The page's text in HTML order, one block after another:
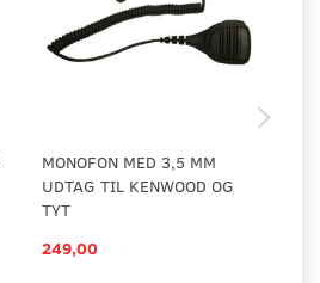
MONOFON MED 3,5 MM
UDTAG TIL KENWOOD OG
TYT
249,00